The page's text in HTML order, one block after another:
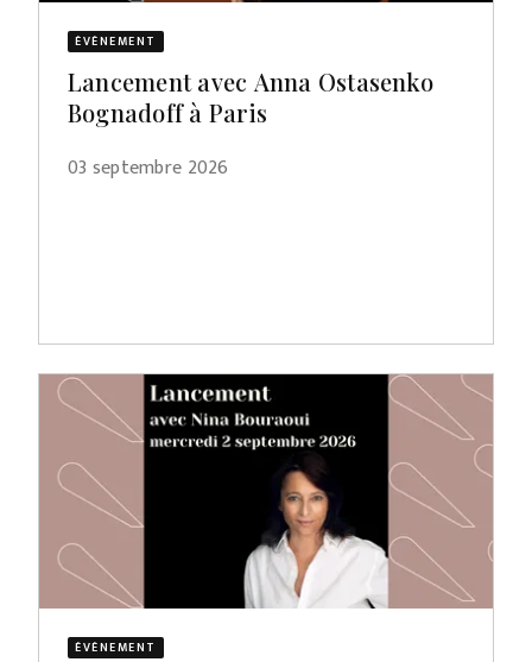
ÉVÈNEMENT
Lancement avec Anna Ostasenko
Bognadoff à Paris
03 septembre 2026
ÉVÈNEMENT